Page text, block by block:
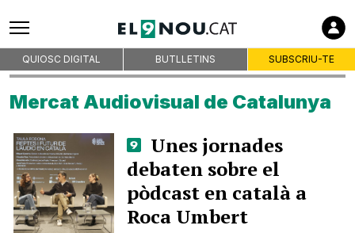
QUIOSC DIGITAL BUTLLETINS SUBSCRIU-TE
Mercat Audiovisual de Catalunya
Unes jornades
debaten sobre el
pòdcast en català a
Roca Umbert